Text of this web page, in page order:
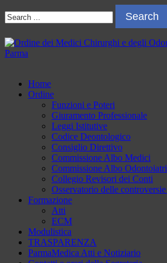
Skip
to
Skip
to
Search
for:
Parma
Provincia di Parma
Home
Ordine
Funzioni e Poteri
Giuramento Professionale
Leggi Istitutive
Codice Deontologico
Consiglio Direttivo
Commissione Albo Medici
Commissione Albo Odontoiatri
Collegio Revisori dei Conti
Osservatorio delle
Formazione
Atti
ECM
Modulistica
TRASPARENZA
ParmaMedica Atti e Notiziario